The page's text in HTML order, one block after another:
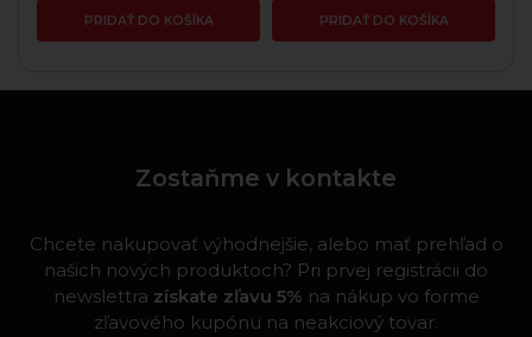
PRIDAŤ DO KOŠÍKA PRIDAŤ DO KOŠÍKA
Zostaňme v kontakte
Chcete nakupovať výhodnejšie, alebo mať prehľad o
našich nových produktoch? Pri prvej registrácii do
newslettra získate zľavu 5% na nákup vo forme
zľavového kupónu na neakciový tovar.